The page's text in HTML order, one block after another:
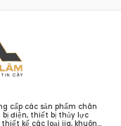
cấp các sản phẩm chân
điện, thiết bị thủy lực
kế các loại jig, khuôn...